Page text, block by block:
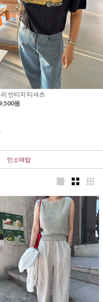
리 빈티지 티셔츠
원
민소매탑